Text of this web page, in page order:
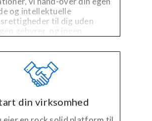
og intellektuelle
til dig uden
gebyrer, og ingen
din virksomhed